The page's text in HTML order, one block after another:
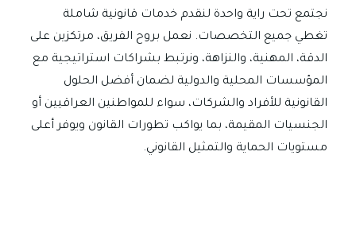
نجتمع تحت راية واحدة لنقدم خدمات قانونية شاملة
تغطي جميع التخصصات. نعمل بروح الفريق، مرتكزين على
الدقة، المهنية، والنزاهة، ونرتبط بشراكات استراتيجية مع
المؤسسات المحلية والدولية لضمان أفضل الحلول
القانونية للأفراد والشركات، سواء للمواطنين العراقيين أو
الجنسيات المقيمة، بما يواكب تطورات القانون ويوفر أعلى
مستويات الحماية والتمثيل القانوني.